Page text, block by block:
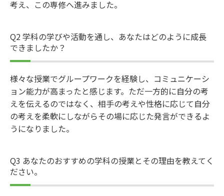
考え、この専修へ進みました。
Q2 学科の学びや活動を通し、あなたはどのように成長
できましたか？
様々な授業でグループワークを経験し、コミュニケーシ
ョン能力が高まったと感じます。ただ一方的に自分の考
えを伝えるのではなく、相手の考えや性格に応じて自分
の考えを柔軟にしながらその場に応じた発言ができるよ
うになりました。
Q3 あなたのおすすめの学科の授業とその理由を教えてく
ださい。